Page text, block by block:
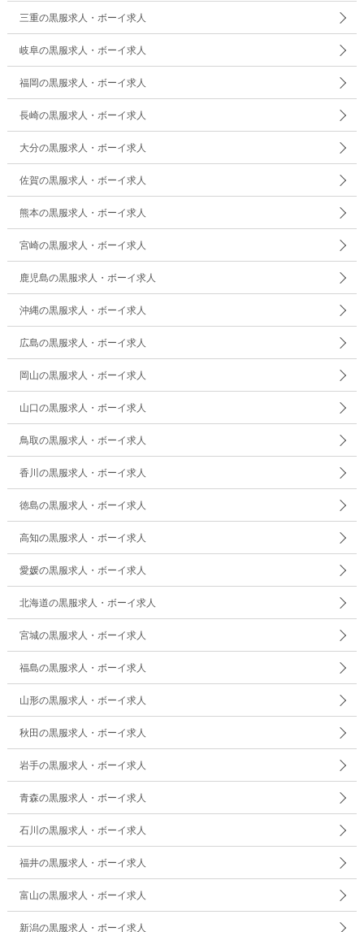
三重の黒服求人・ボーイ求人
岐阜の黒服求人・ボーイ求人
福岡の黒服求人・ボーイ求人
長崎の黒服求人・ボーイ求人
大分の黒服求人・ボーイ求人
佐賀の黒服求人・ボーイ求人
熊本の黒服求人・ボーイ求人
宮崎の黒服求人・ボーイ求人
鹿児島の黒服求人・ボーイ求人
沖縄の黒服求人・ボーイ求人
広島の黒服求人・ボーイ求人
岡山の黒服求人・ボーイ求人
山口の黒服求人・ボーイ求人
鳥取の黒服求人・ボーイ求人
香川の黒服求人・ボーイ求人
徳島の黒服求人・ボーイ求人
高知の黒服求人・ボーイ求人
愛媛の黒服求人・ボーイ求人
北海道の黒服求人・ボーイ求人
宮城の黒服求人・ボーイ求人
福島の黒服求人・ボーイ求人
山形の黒服求人・ボーイ求人
秋田の黒服求人・ボーイ求人
岩手の黒服求人・ボーイ求人
青森の黒服求人・ボーイ求人
石川の黒服求人・ボーイ求人
福井の黒服求人・ボーイ求人
富山の黒服求人・ボーイ求人
新潟の黒服求人・ボーイ求人